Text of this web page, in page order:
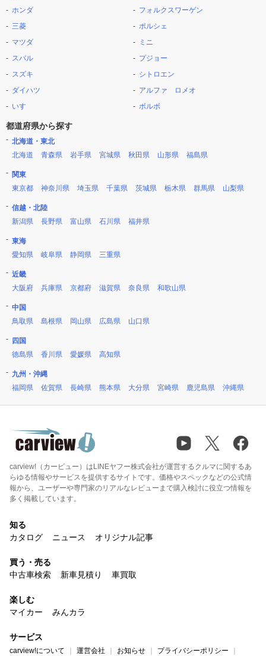
ホンダ
三菱
マツダ
スバル
スズキ
ダイハツ
いすゞ
フォルクスワーゲン
ポルシェ
ミニ
プジョー
シトロエン
アルファ ロメオ
ボルボ
都道府県から探す
北海道・東北
北海道
青森県 岩手県 宮城県 秋田県 山形県 福島県
関東
東京都
神奈川県 埼玉県 千葉県 茨城県 栃木県 群馬県 山梨県
信越・北陸
新潟県
長野県 富山県 石川県 福井県
東海
愛知県
岐阜県 静岡県 三重県
近畿
大阪府
兵庫県 京都府 滋賀県 奈良県 和歌山県
中国
鳥取県
島根県 岡山県 広島県 山口県
四国
徳島県
香川県 愛媛県 高知県
九州・沖縄
福岡県
佐賀県 長崎県 熊本県 大分県 宮崎県 鹿児島県 沖縄県
carview!（カービュー）はLINEヤフー株式会社が運営するクルマに関するあ
らゆる情報やサービスを提供するサイトです。価格やスペックなどの公式情
報から、ユーザーや専門家のリアルなレビューまで購入検討に役立つ情報を
多く掲載しています。
知る
カタログ
ニュース オリジナル記事
買う・売る
中古車検索
新車見積り 車買取
楽しむ
マイカー
みんカラ
サービス
carview!について 運営会社 お知らせ プライバシーポリシー